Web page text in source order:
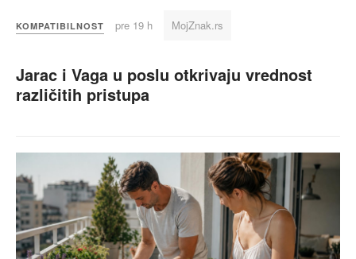
KOMPATIBILNOST pre 19 h MojZnak.rs
Jarac i Vaga u poslu otkrivaju vrednost
različitih pristupa